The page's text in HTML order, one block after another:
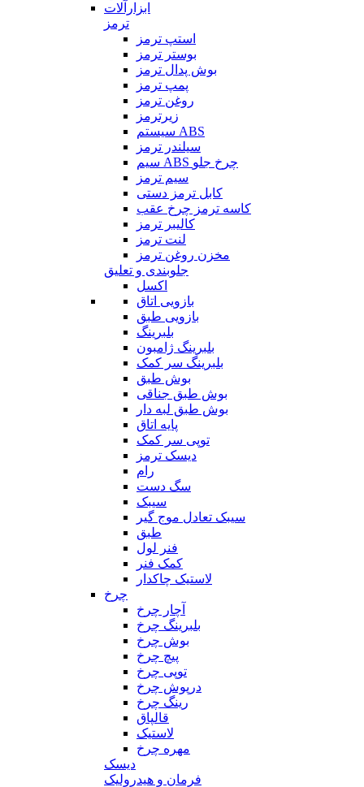
ابزارآلات
ترمز
استپ ترمز
بوستر ترمز
بوش پدال ترمز
پمپ ترمز
روغن ترمز
زیرترمز
سیستم ABS
سیلندر ترمز
سیم ABS چرخ جلو
سیم ترمز
کابل ترمز دستی
کاسه ترمز چرخ عقب
کالیبر ترمز
لنت ترمز
مخزن روغن ترمز
جلوبندی و تعلیق
اکسل
بازویی اتاق
بازویی طبق
بلبرینگ
بلبرینگ ژامبون
بلبرینگ سر کمک
بوش طبق
بوش طبق جناقی
بوش طبق لبه دار
پایه اتاق
توپی سر کمک
دیسک ترمز
رام
سگ دست
سیبک
سیبک تعادل موج گیر
طبق
فنر لول
کمک فنر
لاستیک چاکدار
چرخ
آچار چرخ
بلبرینگ چرخ
بوش چرخ
پیچ چرخ
توپی چرخ
درپوش چرخ
رینگ چرخ
قالپاق
لاستیک
مهره چرخ
دیسک
فرمان و هیدرولیک